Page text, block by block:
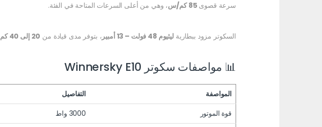
سرعة قصوى85 كم/س ، وهي من أعلى السرعات المتاحة في الفئة.
السكوتر مزود ببطاريةليثيوم 48 فولت – 13 أمبير ، بتوفر مدى قيادة من 20 إلى 40 كم
📊 مواصفات سكوتر Winnersky E10
المواصفة
التفاصيل
قوة الموتور
3000 واط